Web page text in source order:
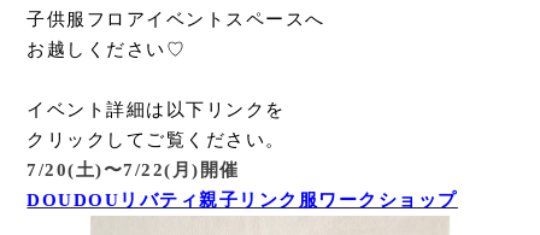
子供服フロアイベントスペースへ
お越しください♡
イベント詳細は以下リンクを
クリックしてご覧ください。
7/20(土)〜7/22(月)開催
DOUDOUリバティ親子リンク服ワークショップ